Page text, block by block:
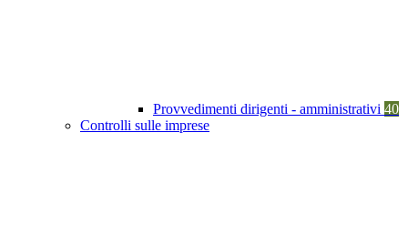
Provvedimenti dirigenti - amministrativi 40
Controlli sulle imprese